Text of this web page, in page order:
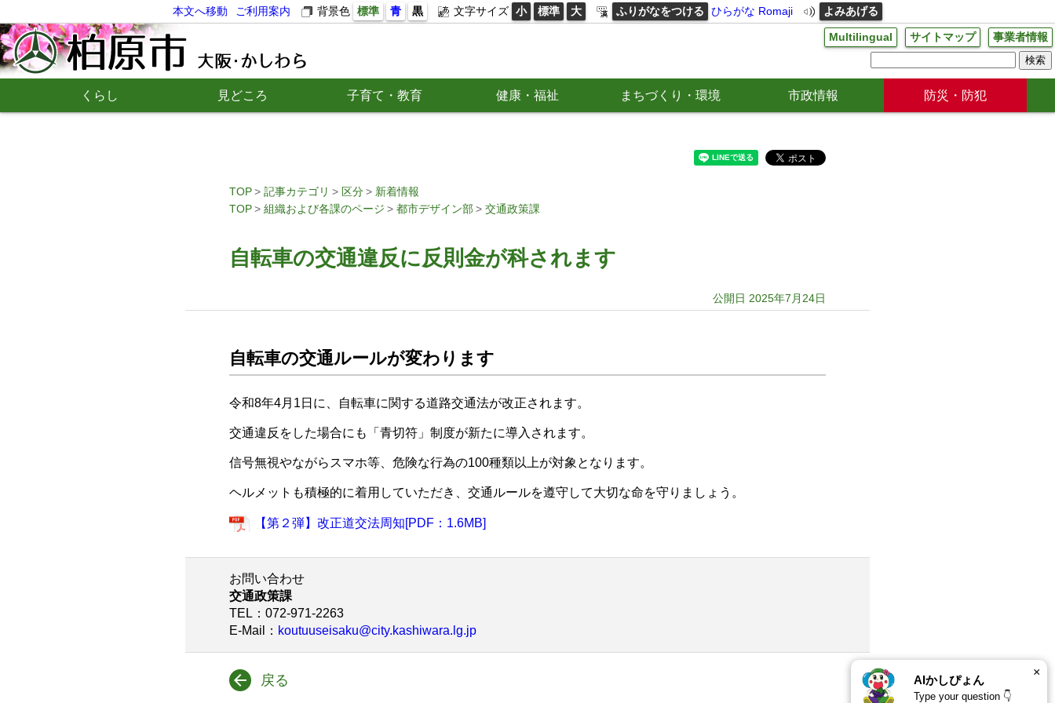
本文へ移動 ご利用案内 背景色 標準 青 黒 文字サイズ 小 標準 大 ふりがなをつける ひらがな Romaji よみあげる
Multilingual サイトマップ 事業者情報
くらし 見どころ 子育て・教育 健康・福祉 まちづくり・環境 市政情報 防災・防犯
TOP 記事カテゴリ 区分
新着情報
TOP
組織および各課のページ 都市デザイン部 交通政策課
自転車の交通違反に反則金が科されます
公開日 2025年7月24日
自転車の交通ルールが変わります
令和8年4月1日に、自転車に関する道路交通法が改正されます。
交通違反をした場合にも「青切符」制度が新たに導入されます。
信号無視やながらスマホ等、危険な行為の100種類以上が対象となります。
ヘルメットも積極的に着用していただき、交通ルールを遵守して大切な命を守りましょう。
【第２弾】改正道交法周知[PDF：1.6MB]
お問い合わせ
交通政策課
TEL ：072-971-2263
E-Mail
： koutuuseisaku@city.kashiwara.lg.jp
戻る AIかしぴょん
Type your question 👇
×